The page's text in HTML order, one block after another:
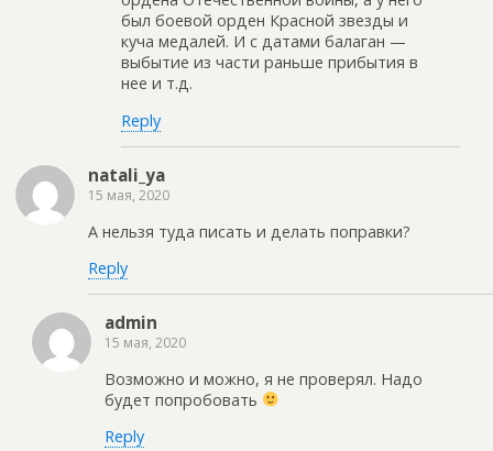
был боевой орден Красной звезды и
куча медалей. И с датами балаган —
выбытие из части раньше прибытия в
нее и т.д.
Reply
natali_ya
15 мая, 2020
А нельзя туда писать и делать поправки?
Reply
admin
15 мая, 2020
Возможно и можно, я не проверял. Надо
будет попробовать
Reply